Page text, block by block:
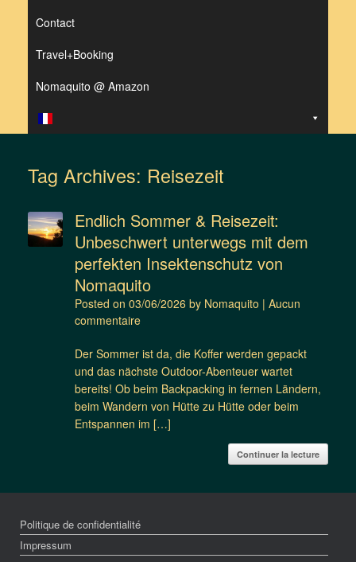
Contact
Travel+Booking
Nomaquito @ Amazon
Tag Archives: Reisezeit
Endlich Sommer & Reisezeit:
Unbeschwert unterwegs mit dem
perfekten Insektenschutz von
Nomaquito
Posted on 03/06/2026 by Nomaquito | Aucun
commentaire
Der Sommer ist da, die Koffer werden gepackt
und das nächste Outdoor-Abenteuer wartet
bereits! Ob beim Backpacking in fernen Ländern,
beim Wandern von Hütte zu Hütte oder beim
Entspannen im […]
Continuer la lecture
Politique de confidentialité
Impressum